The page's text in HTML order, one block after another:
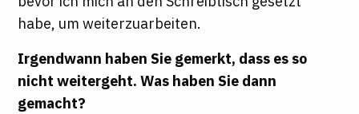
habe, um weiterzuarbeiten.
Irgendwann haben Sie gemerkt, dass es so
nicht weitergeht. Was haben Sie dann
gemacht?